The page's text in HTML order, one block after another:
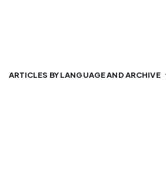
ARTICLES BY LANGUAGE AND ARCHIVE